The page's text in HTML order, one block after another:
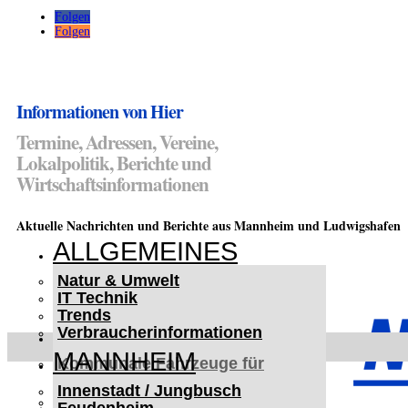
Folgen
Folgen
Informationen von Hier
Termine, Adressen, Vereine,
Lokalpolitik, Berichte und
Wirtschaftsinformationen
Aktuelle Nachrichten und Berichte aus Mannheim und Ludwigshafen
ALLGEMEINES
Natur & Umwelt
IT Technik
Trends
Verbraucherinformationen
MANNHEIM
Innenstadt / Jungbusch
< UKRAINE >
Kommunale Fahrzeuge für
Czernowitz
Nutzfahrzeuge für Czernowitz